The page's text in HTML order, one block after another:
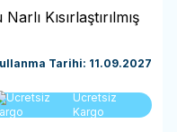
Kısırlaştırılmış
Tarihi: 11.09.2027
Ücretsiz
Kargo